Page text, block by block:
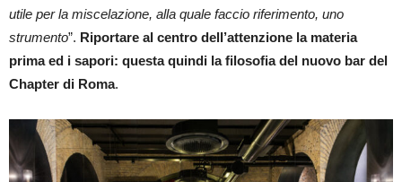
utile per la miscelazione, alla quale faccio riferimento, uno
strumento”. Riportare al centro dell’attenzione la materia
prima ed i sapori: questa quindi la filosofia del nuovo bar del
Chapter di Roma.